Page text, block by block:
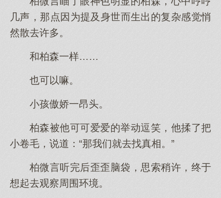
几声，那点因为提及身世而生出的复杂感觉悄
然散去许多。
和柏森一样……
也可以嘛。
小孩傲娇一昂头。
柏森被他可可爱爱的举动逗笑，他揉了把
小卷毛，说道：“那我们就去找真相。”
柏微言听完后歪歪脑袋，思索稍许，终于
想起去观察周围环境。